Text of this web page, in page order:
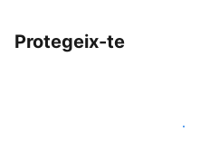
Protegeix-te
Lloga l'allotjament amb